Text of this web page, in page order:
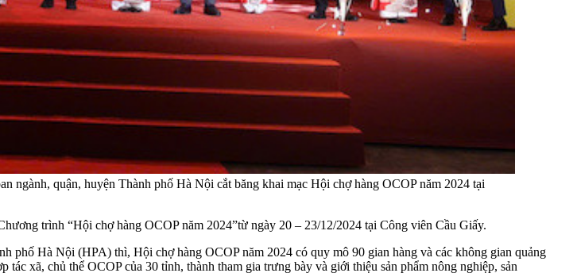
quận, huyện Thành phố Hà Nội cắt băng khai mạc Hội chợ hàng OCOP năm 2024 tại
trình “Hội chợ hàng OCOP năm 2024”từ ngày 20 – 23/12/2024 tại Công viên Cầu Giấy.
Hà Nội (HPA) thì, Hội chợ hàng OCOP năm 2024 có quy mô 90 gian hàng và các không gian quảng
xã, chủ thể OCOP của 30 tỉnh, thành tham gia trưng bày và giới thiệu sản phẩm nông nghiệp, sản